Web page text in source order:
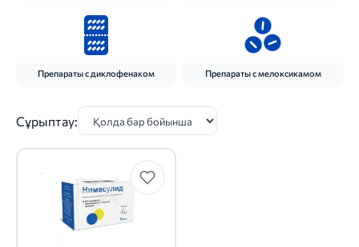
Препараты с диклофенаком Препараты с мелоксикамом
Сұрыптау: